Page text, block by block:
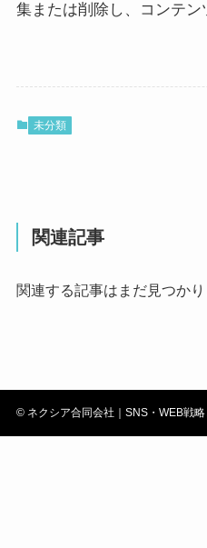
集または削除し、コンテン
未分類
関連記事
関連する記事はまだ見つかり
© ネクシア合同会社｜SNS・WEB戦